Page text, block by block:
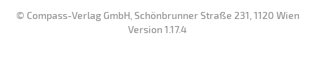
© Compass-Verlag GmbH, Schönbrunner Straße 231, 1120 Wien
Version 1.17.4